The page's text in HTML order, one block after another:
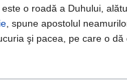
este o roadă a Duhului,
, spune apostolul
şi pacea, pe care o dă